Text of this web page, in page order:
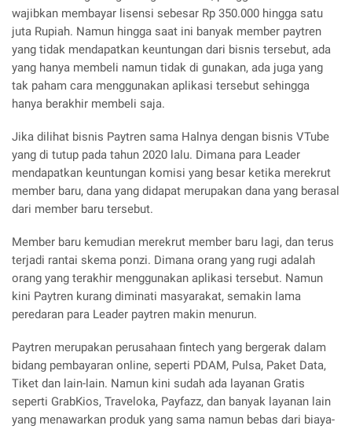
wajibkan membayar lisensi sebesar Rp 350.000 hingga satu
juta Rupiah. Namun hingga saat ini banyak member paytren
yang tidak mendapatkan keuntungan dari bisnis tersebut, ada
yang hanya membeli namun tidak di gunakan, ada juga yang
tak paham cara menggunakan aplikasi tersebut sehingga
hanya berakhir membeli saja.
Jika dilihat bisnis Paytren sama Halnya dengan bisnis VTube
yang di tutup pada tahun 2020 lalu. Dimana para Leader
mendapatkan keuntungan komisi yang besar ketika merekrut
member baru, dana yang didapat merupakan dana yang berasal
dari member baru tersebut.
Member baru kemudian merekrut member baru lagi, dan terus
terjadi rantai skema ponzi. Dimana orang yang rugi adalah
orang yang terakhir menggunakan aplikasi tersebut. Namun
kini Paytren kurang diminati masyarakat, semakin lama
peredaran para Leader paytren makin menurun.
Paytren merupakan perusahaan fintech yang bergerak dalam
bidang pembayaran online, seperti PDAM, Pulsa, Paket Data,
Tiket dan lain-lain. Namun kini sudah ada layanan Gratis
seperti GrabKios, Traveloka, Payfazz, dan banyak layanan lain
yang menawarkan produk yang sama namun bebas dari biaya-